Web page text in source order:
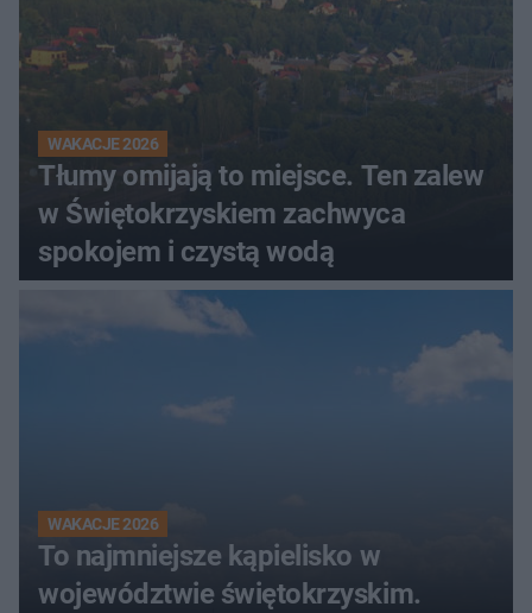
WAKACJE 2026
Tłumy omijają to miejsce. Ten zalew
w Świętokrzyskiem zachwyca
spokojem i czystą wodą
WAKACJE 2026
To najmniejsze kąpielisko w
województwie świętokrzyskim.